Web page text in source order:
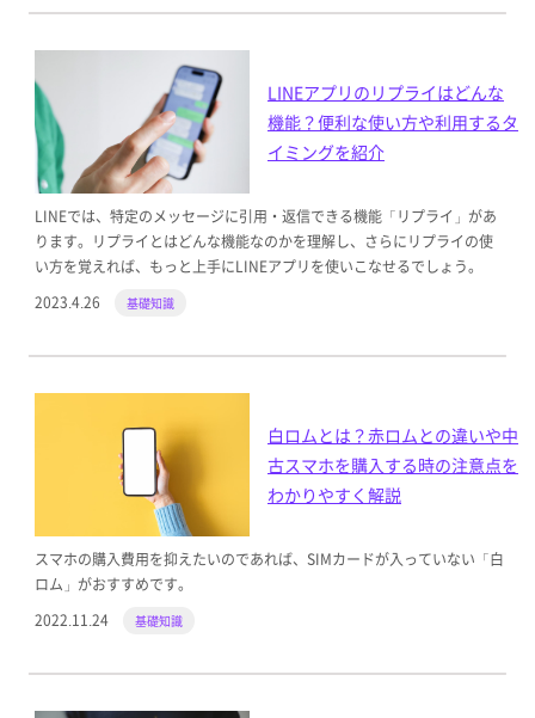
LINEアプリのリプライはどんな
機能？便利な使い方や利用するタ
イミングを紹介
LINEでは、特定のメッセージに引用・返信できる機能「リプライ」があ
ります。リプライとはどんな機能なのかを理解し、さらにリプライの使
い方を覚えれば、もっと上手にLINEアプリを使いこなせるでしょう。
2023.4.26
基礎知識
白ロムとは？赤ロムとの違いや中
古スマホを購入する時の注意点を
わかりやすく解説
スマホの購入費用を抑えたいのであれば、SIMカードが入っていない「白
ロム」がおすすめです。
2022.11.24
基礎知識